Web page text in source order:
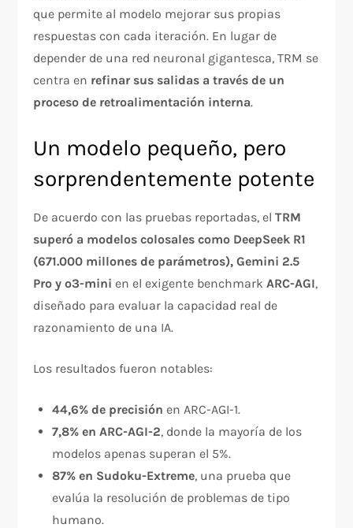
que permite al modelo mejorar sus propias
respuestas con cada iteración. En lugar de
depender de una red neuronal gigantesca, TRM se
centra en refinar sus salidas a través de un
proceso de retroalimentación interna.
Un modelo pequeño, pero
sorprendentemente potente
De acuerdo con las pruebas reportadas, elTRM
superó a modelos colosales como DeepSeek R1
(671.000 millones de parámetros), Gemini 2.5
Pro y o3-mini en el exigente benchmark ARC-AGI,
diseñado para evaluar la capacidad real de
razonamiento de una IA.
Los resultados fueron notables:
44,6% de precisión en ARC-AGI-1.
7,8% en ARC-AGI-2, donde la mayoría de los
modelos apenas superan el 5%.
87% en Sudoku-Extreme, una prueba que
evalúa la resolución de problemas de tipo
humano.